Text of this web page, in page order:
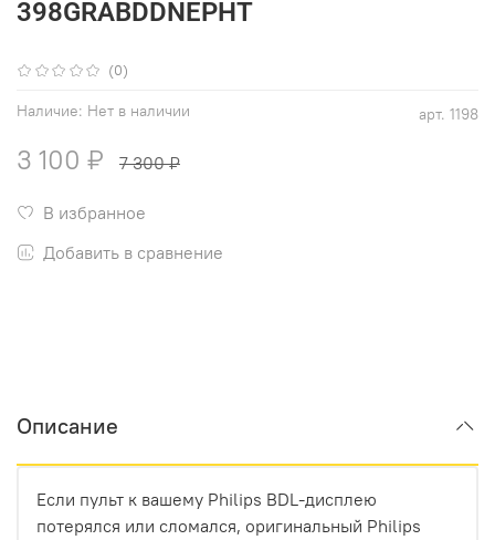
(0)
арт. 1198
Наличие: Нет в наличии
398GRABDDNEPHT
3 100 ₽ 7 300 ₽
В избранное
Добавить в сравнение
Описание
Если пульт к вашему Philips BDL-дисплею
потерялся или сломался, оригинальный Philips